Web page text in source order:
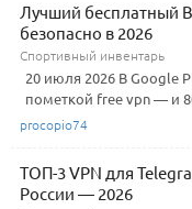
Лучший бесплатный
безопасно в 2026
Спортивный инвентарь
20 июля 2026 В Google
пометкой free vpn — и
procopio74
ТОП-3 VPN для
России — 2026